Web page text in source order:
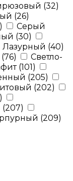
(32)
(26)
Серый
(30)
Лазурный (40)
Светло-
(101)
(205)
(202)
(209)